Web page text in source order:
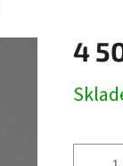
4
cena: